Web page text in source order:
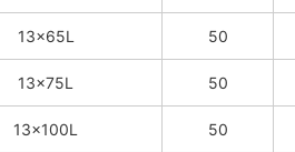
13×65L 50
13×75L 50
13×100L 50